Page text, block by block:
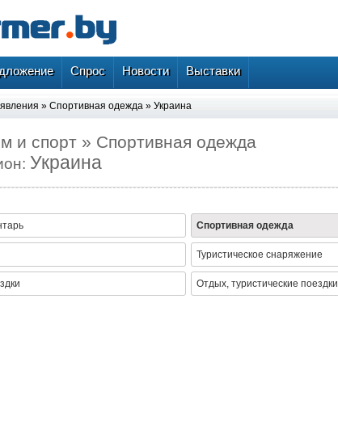
Спрос Новости Выставки
» Спортивная одежда » Украина
и спорт » Спортивная одежда
Украина
Спортивная одежда
Туристическое снаряжение
Отдых, туристические поездки